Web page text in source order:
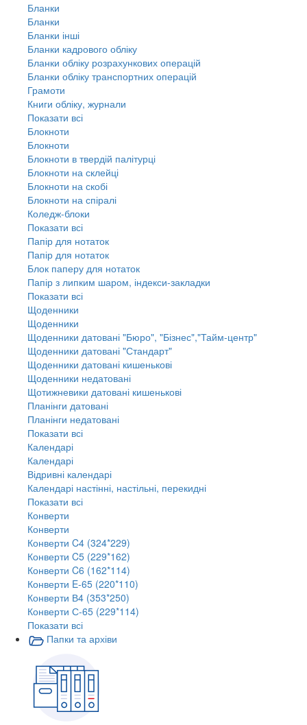
Бланки
Бланки
Бланки інші
Бланки кадрового обліку
Бланки обліку розрахункових операцій
Бланки обліку транспортних операцій
Грамоти
Книги обліку, журнали
Показати всі
Блокноти
Блокноти
Блокноти в твердій палітурці
Блокноти на склейці
Блокноти на скобі
Блокноти на спіралі
Коледж-блоки
Показати всі
Папір для нотаток
Папір для нотаток
Блок паперу для нотаток
Папір з липким шаром, індекси-закладки
Показати всі
Щоденники
Щоденники
Щоденники датовані "Бюро", "Бізнес","Тайм-центр"
Щоденники датовані "Стандарт"
Щоденники датовані кишенькові
Щоденники недатовані
Щотижневики датовані кишенькові
Планінги датовані
Планінги недатовані
Показати всі
Календарі
Календарі
Відривні календарі
Календарі настінні, настільні, перекидні
Показати всі
Конверти
Конверти
Конверти C4 (324*229)
Конверти C5 (229*162)
Конверти C6 (162*114)
Конверти E-65 (220*110)
Конверти В4 (353*250)
Конверти С-65 (229*114)
Показати всі
Папки та архіви